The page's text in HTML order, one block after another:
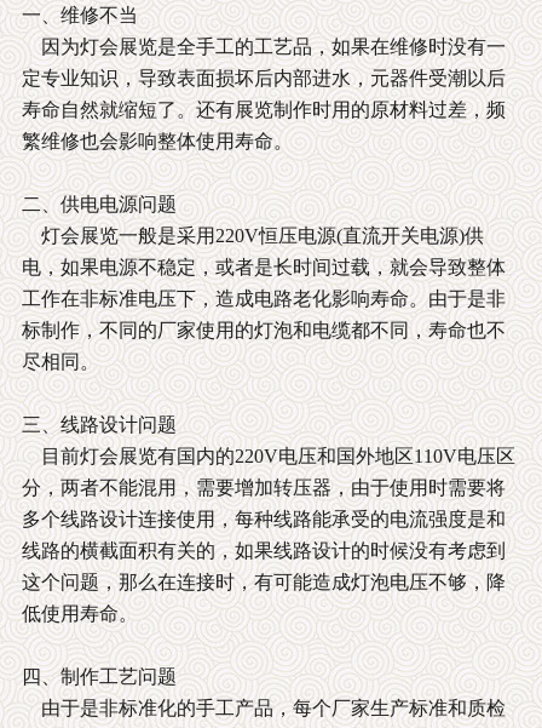
一、维修不当
因为灯会展览是全手工的工艺品，如果在维修时没有一
定专业知识，导致表面损坏后内部进水，元器件受潮以后
寿命自然就缩短了。还有展览制作时用的原材料过差，频
繁维修也会影响整体使用寿命。
二、供电电源问题
灯会展览一般是采用220V恒压电源(直流开关电源)供
电，如果电源不稳定，或者是长时间过载，就会导致整体
工作在非标准电压下，造成电路老化影响寿命。由于是非
标制作，不同的厂家使用的灯泡和电缆都不同，寿命也不
尽相同。
三、线路设计问题
目前灯会展览有国内的220V电压和国外地区110V电压区
分，两者不能混用，需要增加转压器，由于使用时需要将
多个线路设计连接使用，每种线路能承受的电流强度是和
线路的横截面积有关的，如果线路设计的时候没有考虑到
这个问题，那么在连接时，有可能造成灯泡电压不够，降
低使用寿命。
四、制作工艺问题
由于是非标准化的手工产品，每个厂家生产标准和质检